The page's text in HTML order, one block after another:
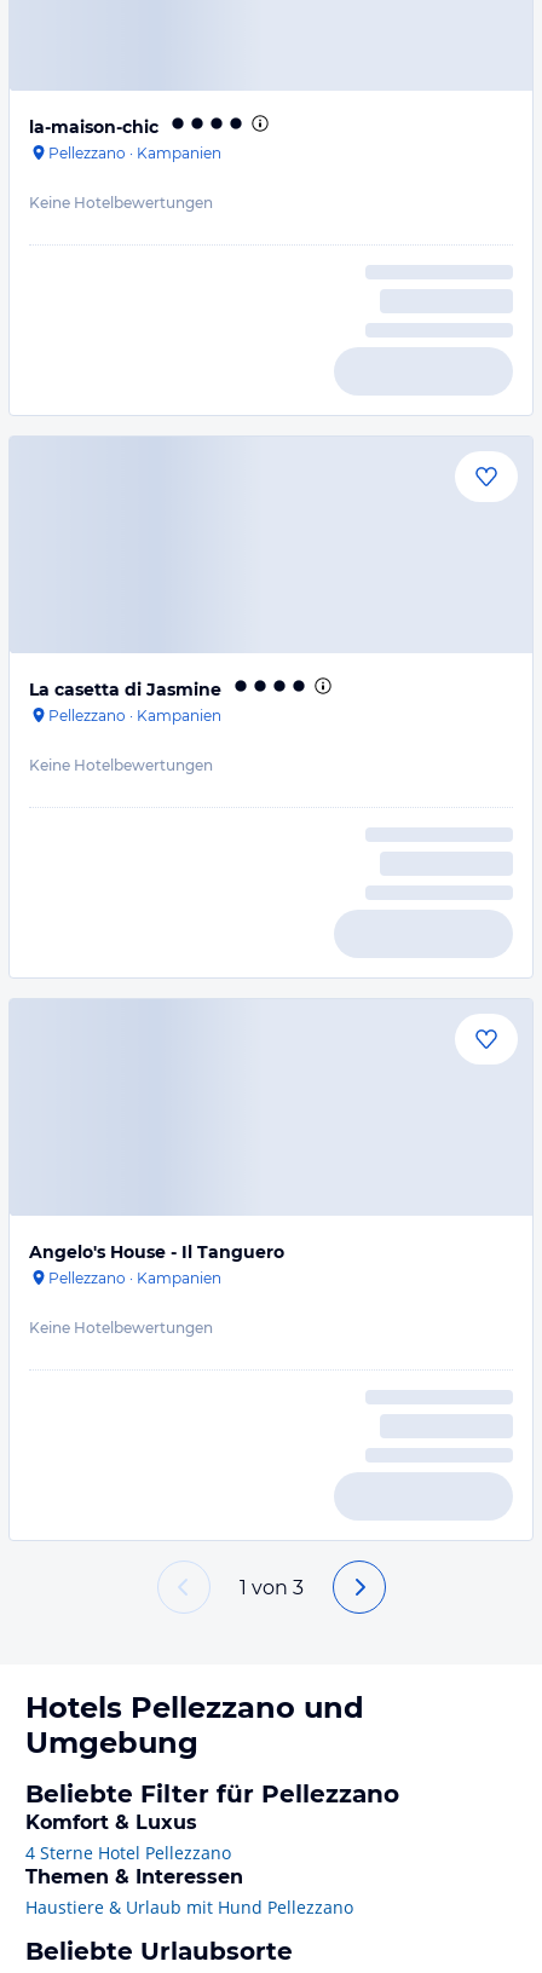
la-maison-chic
Pellezzano · Kampanien
Keine Hotelbewertungen
La casetta di Jasmine
Pellezzano · Kampanien
Keine Hotelbewertungen
Angelo's House - Il Tanguero
Pellezzano · Kampanien
Keine Hotelbewertungen
1 von 3
Hotels Pellezzano und
Umgebung
Beliebte Filter für Pellezzano
Komfort & Luxus
4 Sterne Hotel Pellezzano
Themen & Interessen
Haustiere & Urlaub mit Hund Pellezzano
Beliebte Urlaubsorte